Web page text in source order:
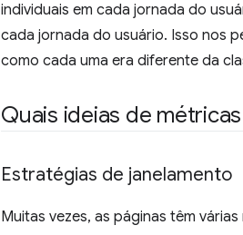
individuais em cada jornada do
cada jornada do usuário. Isso nos
como cada uma era diferente da
Quais ideias de
Estratégias de janelamento
Muitas vezes, as páginas têm